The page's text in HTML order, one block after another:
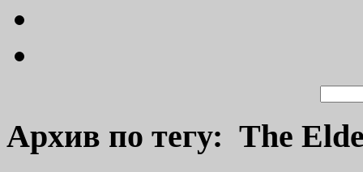
Архив по тегу: The